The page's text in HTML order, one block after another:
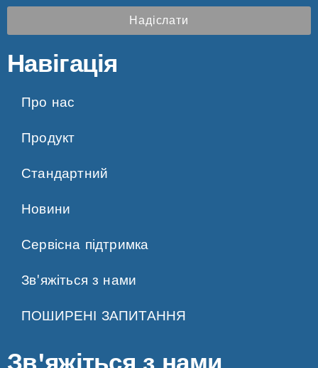
Надіслати
Навігація
Про нас
Продукт
Стандартний
Новини
Сервісна підтримка
Зв'яжіться з нами
ПОШИРЕНІ ЗАПИТАННЯ